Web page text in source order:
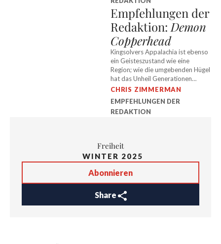
Empfehlungen der
Redaktion: Demon
Copperhead
Kingsolvers Appalachia ist ebenso
ein Geisteszustand wie eine
Region; wie die umgebenden Hügel
hat das Unheil Generationen
gefangen.
CHRIS ZIMMERMAN
EMPFEHLUNGEN DER
REDAKTION
Freiheit
WINTER 2025
Abonnieren
Share